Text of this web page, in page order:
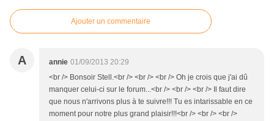
Ajouter un commentaire
A annie 01/09/2013 20:29
<br /> Bonsoir Stell.<br /> <br /> <br /> Oh je crois que j'ai dû
manquer celui-ci sur le forum...<br /> <br /> <br /> Il faut dire
que nous n'arrivons plus à te suivre!!! Tu es intarissable en ce
moment pour notre plus grand plaisir!!!<br /> <br /> <br />